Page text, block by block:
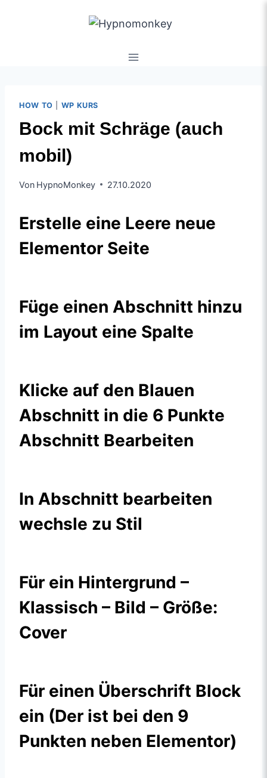
HOW TO WP KURS
Bock mit Schräge (auch
mobil)
Von HypnoMonkey 27.10.2020
Erstelle eine Leere neue
Elementor Seite
Füge einen Abschnitt hinzu
im Layout eine Spalte
Klicke auf den Blauen
Abschnitt in die 6 Punkte
Abschnitt Bearbeiten
In Abschnitt bearbeiten
wechsle zu Stil
Für ein Hintergrund –
Klassisch – Bild – Größe:
Cover
Für einen Überschrift Block
ein (Der ist bei den 9
Punkten neben Elementor)